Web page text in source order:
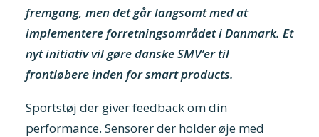
fremgang, men det går langsomt med at
implementere forretningsområdet i Danmark. Et
nyt initiativ vil gøre danske SMV’er til
frontløbere inden for smart products.
Sportstøj der giver feedback om din
performance. Sensorer der holder øje med